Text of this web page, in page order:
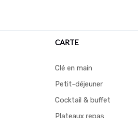
CARTE
Clé en main
Petit-déjeuner
Cocktail & buffet
Plateaux repas